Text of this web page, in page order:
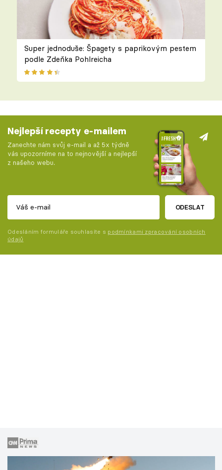
Super jednoduše: Špagety s paprikovým pestem
podle Zdeňka Pohlreicha
Nejlepší recepty e-mailem
Zanechte nám svůj e-mail a až 5x týdně
vás upozorníme na to nejnovější a nejlepší
z našeho webu.
ODESLAT
Odesláním formuláře souhlasíte s podmínkami zpracování osobních
údajů